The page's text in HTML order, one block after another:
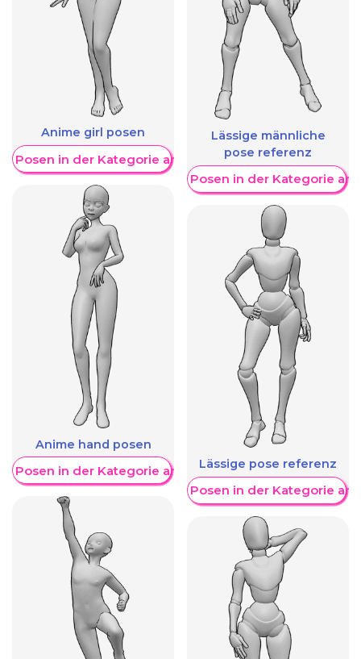
Anime girl posen
Posen in der Kategorie anzeigen
Anime hand posen
Posen in der Kategorie anzeigen
Lässige männliche
pose referenz
Weitere Posen in der Kategorie
Lässige pose referenz
Weitere Posen in der Kategorie